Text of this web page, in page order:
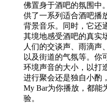
佛置身于酒吧的氛围中
供了一系列适合酒吧播
背景音乐。同时，它还
其境地感受酒吧的真实
人们的交谈声、雨滴声
以及街道的气氛等。你
环境声音的大小，以打
进行聚会还是独自小酌
My Bar为你播放，都能
验。